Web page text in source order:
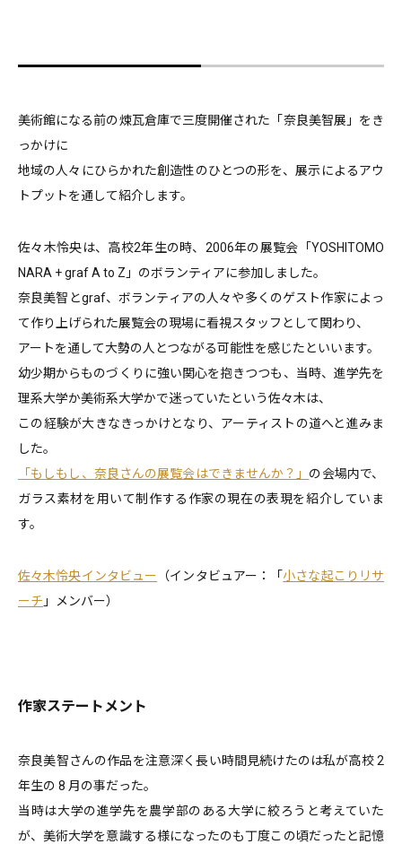
美術館になる前の煉瓦倉庫で三度開催された「奈良美智展」をき
っかけに
地域の人々にひらかれた創造性のひとつの形を、展示によるアウ
トプットを通して紹介します。
佐々木怜央は、高校2年生の時、2006年の展覧会「YOSHITOMO
NARA + graf A to Z」のボランティアに参加しました。
奈良美智とgraf、ボランティアの人々や多くのゲスト作家によっ
て作り上げられた展覧会の現場に看視スタッフとして関わり、
アートを通して大勢の人とつながる可能性を感じたといいます。
幼少期からものづくりに強い関心を抱きつつも、当時、進学先を
理系大学か美術系大学かで迷っていたという佐々木は、
この経験が大きなきっかけとなり、アーティストの道へと進みま
した。
「もしもし、奈良さんの展覧会はできませんか？」 の会場内で、
ガラス素材を用いて制作する作家の現在の表現を紹介していま
す。
佐々木怜央インタビュー （インタビュアー：「小さな起こりリサ
ーチ 」メンバー）
作家ステートメント
奈良美智さんの作品を注意深く長い時間見続けたのは私が高校 2
年生の 8 月の事だった。
当時は大学の進学先を農学部のある大学に絞ろうと考えていた
が、美術大学を意識する様になったのも丁度この頃だったと記憶